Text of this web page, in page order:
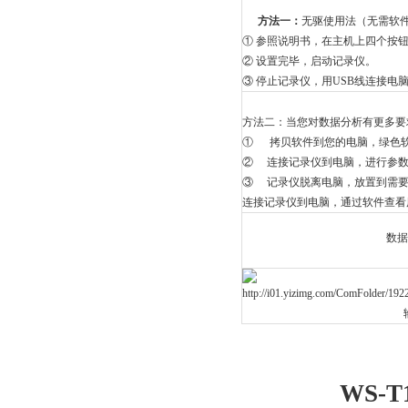
方法一：无驱使用法（无需软
①参照说明书，在主机上四个按
②设置完毕，启动记录仪。
③停止记录仪，用USB线连接电
方法二：当您对数据分析有更多
①拷贝软件到您的电脑，绿色
②连接记录仪到电脑，进行参
③记录仪脱离电脑，放置到需
连接记录仪到电脑，通过软件查
数
WS-